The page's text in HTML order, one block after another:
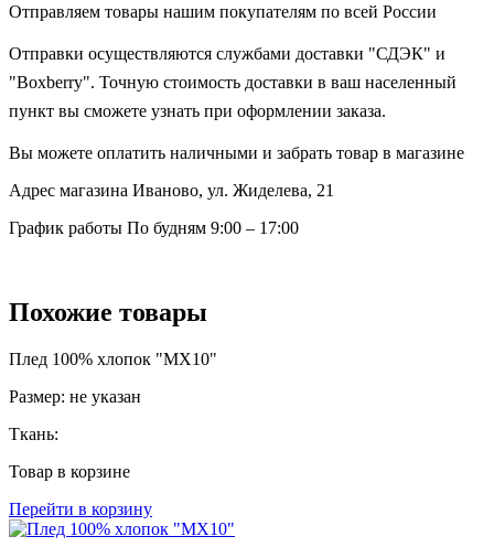
Отправляем товары нашим покупателям по всей России
Отправки осуществляются службами доставки "СДЭК" и
"Boxberry". Точную стоимость доставки в ваш населенный
пункт вы сможете узнать при оформлении заказа.
Вы можете оплатить наличными и забрать товар в магазине
Адрес магазина Иваново, ул. Жиделева, 21
График работы По будням 9:00 – 17:00
Похожие товары
Плед 100% хлопок "MX10"
Размер: не указан
Ткань:
Товар в корзине
Перейти в корзину